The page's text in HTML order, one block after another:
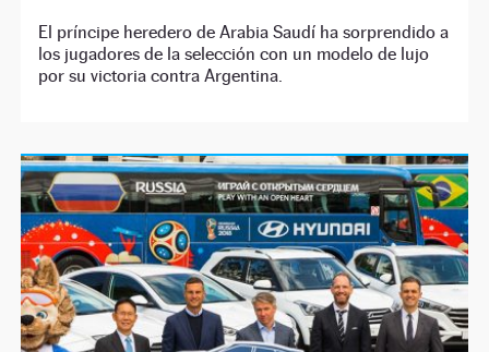
El príncipe heredero de Arabia Saudí ha sorprendido a
los jugadores de la selección con un modelo de lujo
por su victoria contra Argentina.